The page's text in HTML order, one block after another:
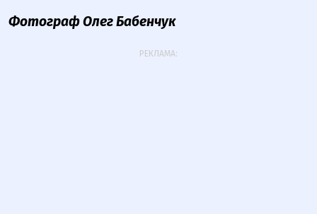
Фотограф Олег Бабенчук
РЕКЛАМА: